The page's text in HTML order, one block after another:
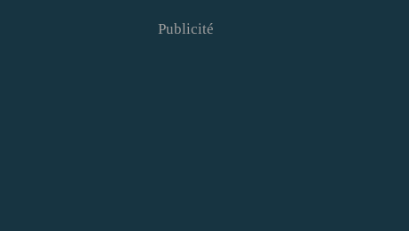
Publicité